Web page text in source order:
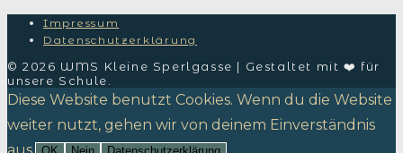
Impressum
Datenschutzerklärung
© 2026 WMS Kleine Sperlgasse | Gestaltet mit ❤️ für
unsere Schule.
Diese Website benutzt Cookies. Wenn du die Website
weiter nutzt, gehen wir von deinem Einverständnis